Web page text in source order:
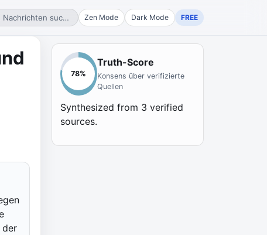
Nachrichten suchen... Zen Mode Dark Mode FREE
der
78%
Truth-Score
Konsens über verifizierte
Quellen
Synthesized from 3 verified
sources.